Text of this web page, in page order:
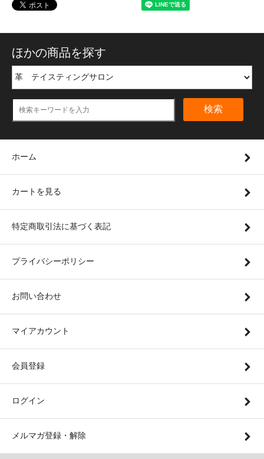
ほかの商品を探す
検索
ホーム
カートを見る
特定商取引法に基づく表記
プライバシーポリシー
お問い合わせ
マイアカウント
会員登録
ログイン
メルマガ登録・解除